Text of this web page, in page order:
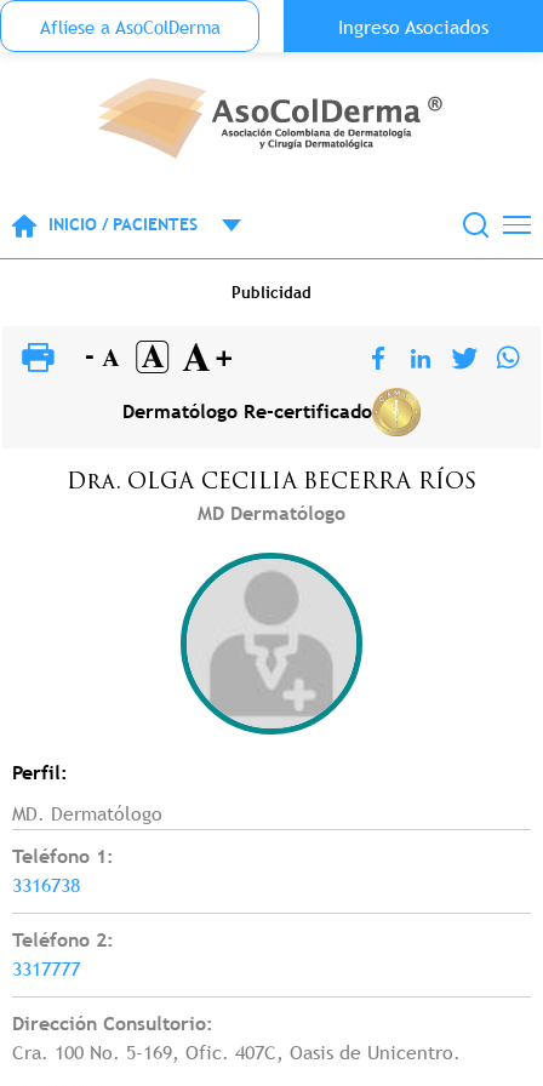
Pasar al contenido principal
Menu Top Anónimo
Aflíese a AsoColDerma Ingreso Asociados
INICIO / PACIENTES
Publicidad
Dermatólogo Re-certificado
Dra. OLGA CECILIA BECERRA RÍOS
MD Dermatólogo
Perfil:
MD. Dermatólogo
Teléfono 1:
3316738
Teléfono 2:
3317777
Dirección Consultorio:
Cra. 100 No. 5-169, Ofic. 407C, Oasis de Unicentro.